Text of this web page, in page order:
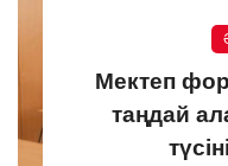
Мектеп
таңдай